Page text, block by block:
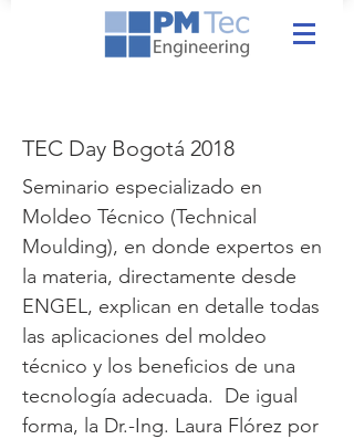
TEC Day Bogotá 2018
Seminario especializado en
Moldeo Técnico (Technical
Moulding), en donde expertos en
la materia, directamente desde
ENGEL, explican en detalle todas
las aplicaciones del moldeo
técnico y los beneficios de una
tecnología adecuada. De igual
forma, la Dr.-Ing. Laura Flórez por